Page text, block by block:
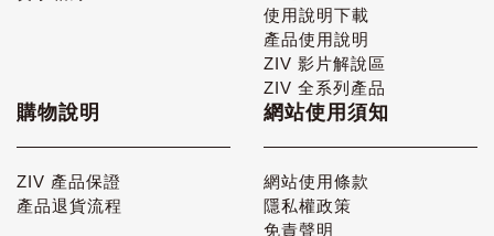
使用說明下載
產品使用說明
ZIV 影片解說區
ZIV 全系列產品
購物說明
ZIV 產品保證
產品退貨流程
網站使用須知
網站使用條款
隱私權政策
免責聲明